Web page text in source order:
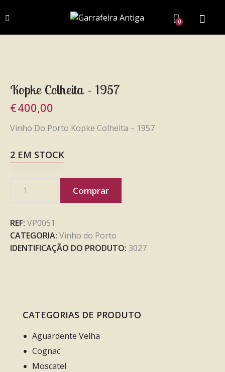
0
Kopke Colheita – 1957
€400,00
Vinho Do Porto Kopke Colheita – 1957
2 EM STOCK
Comprar
REF: VP0051
CATEGORIA: Vinho do Porto
IDENTIFICAÇÃO DO PRODUTO: 3027
CATEGORIAS DE PRODUTO
Aguardente Velha
Cognac
Moscatel